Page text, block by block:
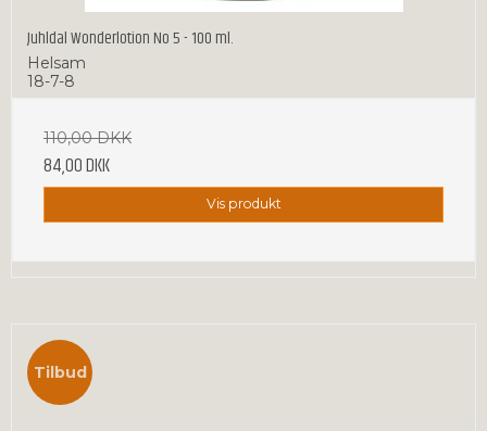
Juhldal Wonderlotion No 5 - 100 ml.
Helsam
18-7-8
110,00 DKK
84,00 DKK
Vis produkt
Tilbud